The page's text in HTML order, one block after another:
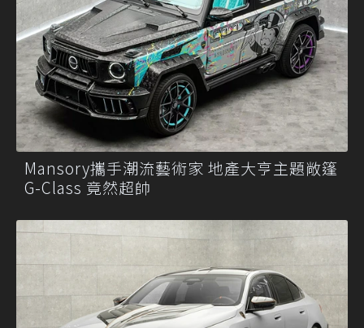
Mansory攜手潮流藝術家 地產大亨主題敞篷
G-Class 竟然超帥